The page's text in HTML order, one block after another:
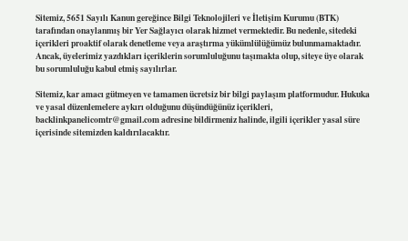
Sitemiz, 5651 Sayılı Kanun gereğince Bilgi Teknolojileri ve İletişim Kurumu (BTK)
tarafından onaylanmış bir Yer Sağlayıcı olarak hizmet vermektedir. Bu nedenle, sitedeki
içerikleri proaktif olarak denetleme veya araştırma yükümlülüğümüz bulunmamaktadır.
Ancak, üyelerimiz yazdıkları içeriklerin sorumluluğunu taşımakta olup, siteye üye olarak
bu sorumluluğu kabul etmiş sayılırlar.
Sitemiz, kar amacı gütmeyen ve tamamen ücretsiz bir bilgi paylaşım platformudur. Hukuka
ve yasal düzenlemelere aykırı olduğunu düşündüğünüz içerikleri,
backlinkpanelicomtr@gmail.comadresine bildirmeniz halinde, ilgili içerikler yasal süre
içerisinde sitemizden kaldırılacaktır.